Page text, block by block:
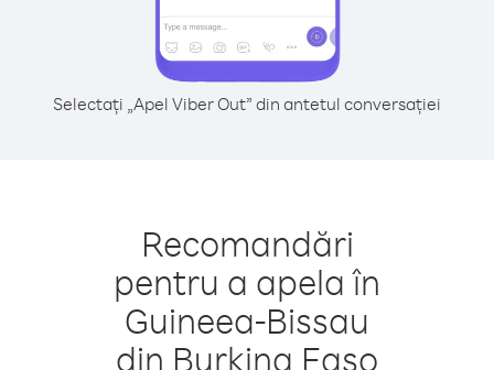
Selectați „Apel Viber Out” din antetul conversației
Recomandări
pentru a apela în
Guineea-Bissau
din Burkina Faso